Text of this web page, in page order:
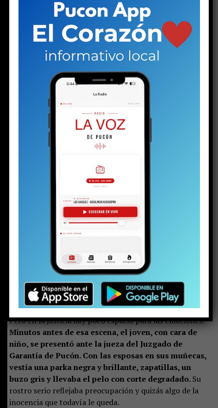
halló la historia de un niño marcado por el
desarraigo familiar y, al parecer, capturado por
el mundo narco.
Lo dejaron tirado igual que a mí
Las palabras de una joven en el hall central de espera
del tribunal de Pucón suenan duras. Las escuchan otras
dos mujeres: una de mediana edad y otra mayor. Las tres
se muerden los labios, como haciendo un esfuerzo por
contener las lágrimas. Pero la mayor no puede.
gota brota de sus ojos y rueda lentamente por su
mejilla, enrojecida por el frío invierno puconino. Su
rostro está endurecido. Se nota rabia, enojo e
impotencia. Quizás todo al mismo tiempo. Pero la
parte del enojo aumenta cuando un hombre llega a
Ambos son los progenitores del
años detenido el martescon un arma y drogas, en el
contexto de la investigación por lariña escolar
viralizada hace algunas semanas. La audiencia de control
de detención en el juzgado de calle Arauco ya había
Pero en la justicia hay poco espacio para las emociones.
Minutos antes de esa escena, el joven, con cara de
niño, se presentó ante la jueza del Juzgado de
Garantía de Pucón. Con las esposas en sus muñecas,
vestía una parka negra y brillante, zapatillas, un
buzo gris y llevaba el pelo con corte degradado.Su
rostro serio reflejaba preocupación y quizás algo de la
inocencia que todavía le queda.